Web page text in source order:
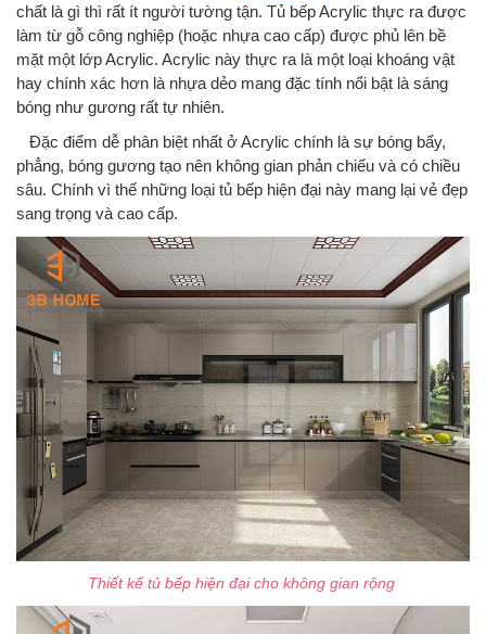
chất là gì thì rất ít người tường tận. Tủ bếp Acrylic thực ra được
làm từ gỗ công nghiệp (hoặc nhựa cao cấp) được phủ lên bề
mặt một lớp Acrylic. Acrylic này thực ra là một loại khoáng vật
hay chính xác hơn là nhựa dẻo mang đặc tính nổi bật là sáng
bóng như gương rất tự nhiên.
Đặc điểm dễ phân biệt nhất ở Acrylic chính là sự bóng bẩy,
phẳng, bóng gương tạo nên không gian phản chiếu và có chiều
sâu. Chính vì thế những loại tủ bếp hiện đại này mang lại vẻ đẹp
sang trọng và cao cấp.
Thiết kế tủ bếp hiện đại cho không gian rộng